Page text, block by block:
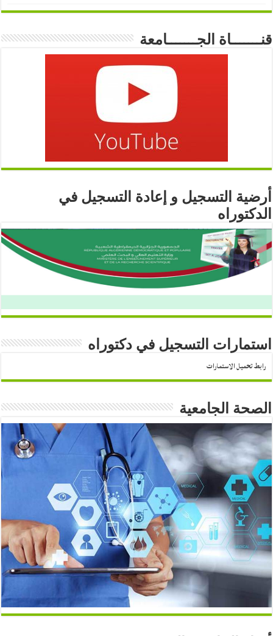
قنـــــــاة الجـــــــامعة
أرضية التسجيل و إعادة التسجيل في
الدكتوراه
استمارات التسجيل في دكتوراه
رابط تحميل الاستمارات
الصحة الجامعية